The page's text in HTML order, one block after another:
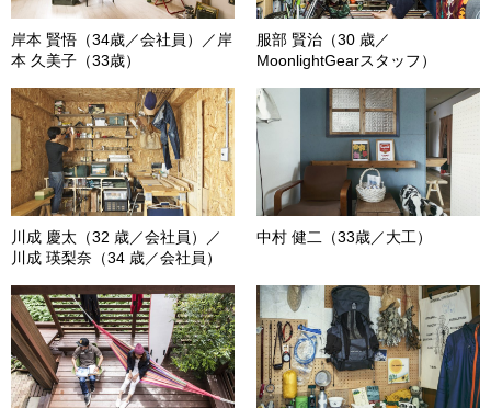
岸本 賢悟（34歳／会社員）／岸
本 久美子（33歳）
服部 賢治（30 歳／
MoonlightGearスタッフ）
川成 慶太（32 歳／会社員）／
川成 瑛梨奈（34 歳／会社員）
中村 健二（33歳／大工）